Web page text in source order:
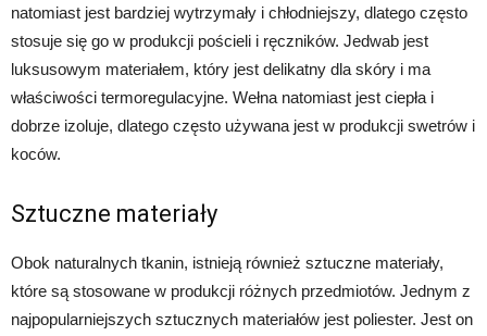
natomiast jest bardziej wytrzymały i chłodniejszy, dlatego często
stosuje się go w produkcji pościeli i ręczników. Jedwab jest
luksusowym materiałem, który jest delikatny dla skóry i ma
właściwości termoregulacyjne. Wełna natomiast jest ciepła i
dobrze izoluje, dlatego często używana jest w produkcji swetrów i
koców.
Sztuczne materiały
Obok naturalnych tkanin, istnieją również sztuczne materiały,
które są stosowane w produkcji różnych przedmiotów. Jednym z
najpopularniejszych sztucznych materiałów jest poliester. Jest on